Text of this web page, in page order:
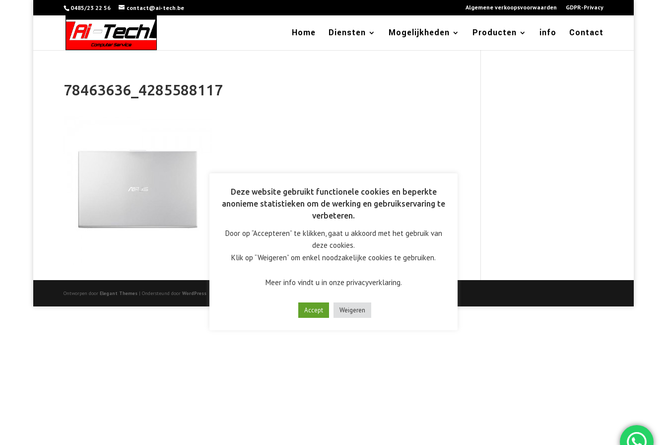
0485/23 22 56 contact@ai-tech.be Algemene verkoopsvoorwaarden GDPR-Privacy
Home Diensten Mogelijkheden Producten info Contact
78463636_4285588117
Ontworpen door Elegant Themes| Ondersteund door WordPress
Deze website gebruikt functionele cookies en beperkte
anonieme statistieken om de werking en gebruikservaring te
verbeteren.
Door op “Accepteren” te klikken, gaat u akkoord met het gebruik van
deze cookies.
Klik op “Weigeren” om enkel noodzakelijke cookies te gebruiken.
Meer info vindt u in onze privacyverklaring.
Accept Weigeren